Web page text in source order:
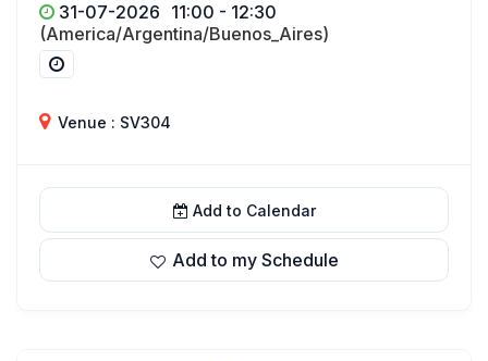
31-07-2026 11:00 - 12:30
(America/Argentina/Buenos_Aires)
Venue : SV304
Add to Calendar
Add to my Schedule